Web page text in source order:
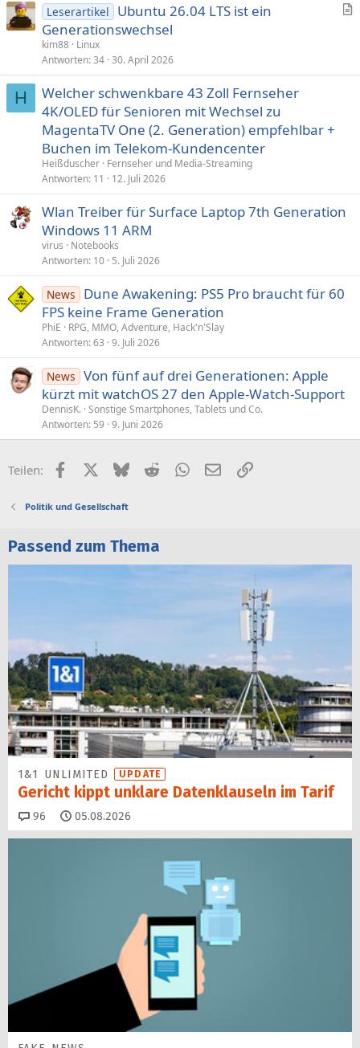
k
Leserartikel
Ubuntu 26.04 LTS ist ein
Generationswechsel
kim88 Linux
Antworten 34 30. April 2026
H
Welcher schwenkbare 43 Zoll Fernseher
4K/OLED für Senioren mit Wechsel zu
MagentaTV One (2. Generation) empfehlbar +
Buchen im Telekom-Kundencenter
Heißduscher Fernseher und Media-Streaming
Antworten 11 12. Juli 2026
Wlan Treiber für Surface Laptop 7th Generation
Windows 11 ARM
virus
Notebooks
Antworten 10 5. Juli 2026
News
Dune Awakening: PS5 Pro braucht für 60
FPS keine Frame Generation
PhiE
RPG, MMO, Adventure, Hack'n'Slay
Antworten 63 9. Juli 2026
News Von fünf auf drei Generationen: Apple
kürzt mit watchOS 27 den Apple-Watch-Support
DennisK. Sonstige Smartphones, Tablets und Co.
Antworten 59 9. Juni 2026
Teilen: FacebookX (Twitter)
BlueskyRedditWhatsApp
E-MailLink
Politik und Gesellschaft
Passend zum Thema
1&1 UNLIMITED UPDATE
Gericht kippt unklare Datenklauseln im Tarif
96 Kommentare
05.08.2026